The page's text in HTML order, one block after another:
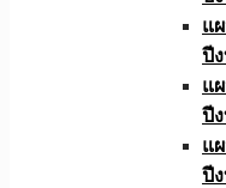
แ
ปี
แ
ปี
แ
ปี